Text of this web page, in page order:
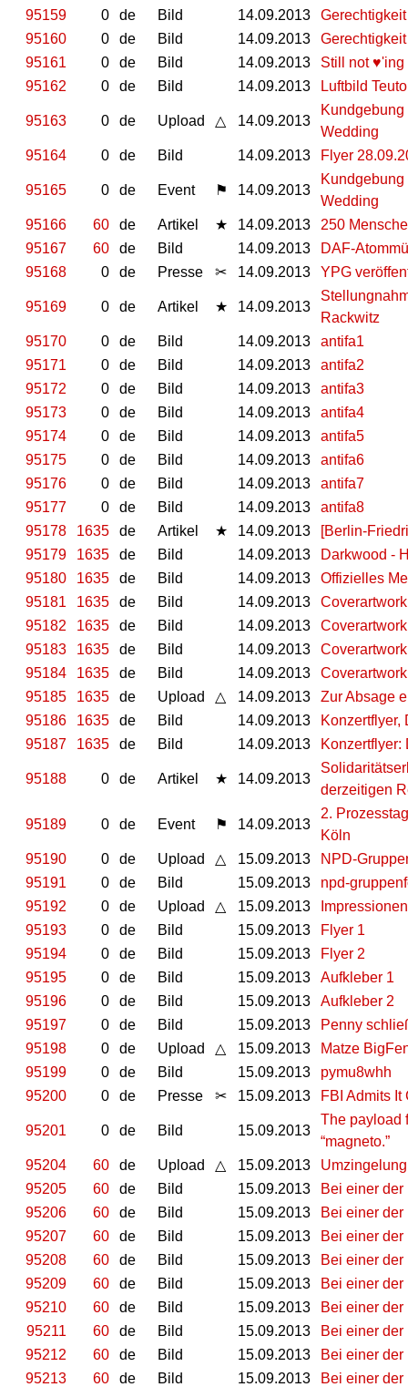
95159
0 de Bild 14.09.2013
95160
0 de Bild 14.09.2013
95161
0 de Bild 14.09.2013
Still not ♥'ing
95162
0 de Bild 14.09.2013 Luftbild
95163 0 de Upload △ 14.09.2013
Wedding
95164
0 de Bild 14.09.2013 Flyer
95165 0 de Event ⚑ 14.09.2013
Wedding
95166
60 de Artikel ★ 14.09.2013
250
95167
60 de Bild 14.09.2013
DAF-
95168
0 de Presse ✂ 14.09.2013 YPG
95169 0 de Artikel ★ 14.09.2013
Rackwitz
95170
0 de Bild 14.09.2013
antifa1
95171
0 de Bild 14.09.2013
antifa2
95172
0 de Bild 14.09.2013
antifa3
95173
0 de Bild 14.09.2013
antifa4
95174
0 de Bild 14.09.2013
antifa5
95175
0 de Bild 14.09.2013
antifa6
95176
0 de Bild 14.09.2013
antifa7
95177
0 de Bild 14.09.2013
antifa8
95178
1635 de Artikel ★ 14.09.2013
[Berlin-
95179
1635 de Bild 14.09.2013
Darkwood -
95180
1635 de Bild 14.09.2013
Offi­zi­elles
95181
1635 de Bild 14.09.2013
95182
1635 de Bild 14.09.2013
95183
1635 de Bild 14.09.2013
95184
1635 de Bild 14.09.2013
95185
1635 de Upload △ 14.09.2013
Zur Absage
95186
1635 de Bild 14.09.2013
Konzertflyer,
95187
1635 de Bild 14.09.2013 Konzertflyer:
95188 0 de Artikel ★ 14.09.2013
derzeitigen
95189 0 de Event ⚑ 14.09.2013
2.
Köln
95190
0 de Upload △ 15.09.2013
NPD-
95191
0 de Bild 15.09.2013
npd-
95192
0 de Upload △ 15.09.2013
95193
0 de Bild 15.09.2013
Flyer 1
95194
0 de Bild 15.09.2013
Flyer 2
95195
0 de Bild 15.09.2013
Aufkleber 1
95196
0 de Bild 15.09.2013
Aufkleber 2
95197
0 de Bild 15.09.2013
Penny
95198
0 de Upload △ 15.09.2013
Matze
95199
0 de Bild 15.09.2013
pymu8whh
95200
0 de Presse ✂ 15.09.2013 FBI Admits
95201 0 de Bild 15.09.2013
The payload
“magneto.”
95204
60 de Upload △ 15.09.2013
95205
60 de Bild 15.09.2013
Bei einer
95206
60 de Bild 15.09.2013
Bei einer
95207
60 de Bild 15.09.2013
Bei einer
95208
60 de Bild 15.09.2013
Bei einer
95209
60 de Bild 15.09.2013
Bei einer
95210
60 de Bild 15.09.2013
Bei einer
95211
60 de Bild 15.09.2013
Bei einer
95212
60 de Bild 15.09.2013
Bei einer
95213
60 de Bild 15.09.2013
Bei einer